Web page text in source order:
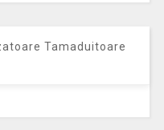
Tamaduitoare